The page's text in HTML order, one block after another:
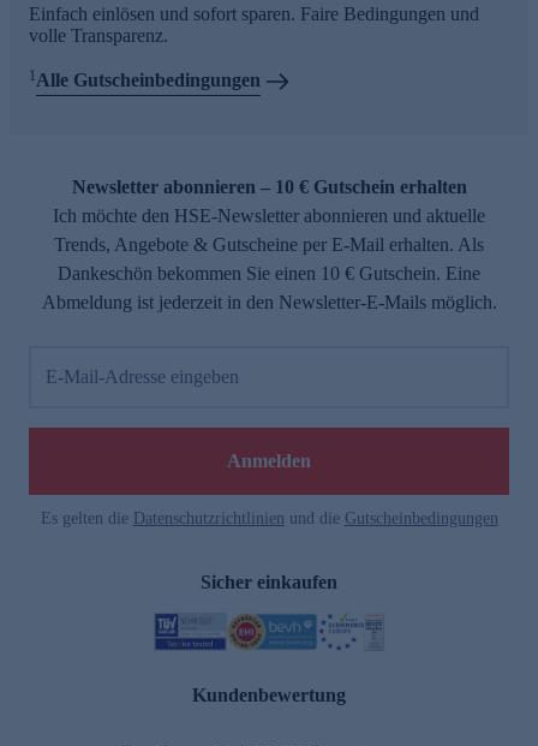
Einfach einlösen und sofort sparen. Faire Bedingungen und
volle Transparenz.
1Alle Gutscheinbedingungen
Newsletter abonnieren – 10 € Gutschein erhalten
Ich möchte den HSE-Newsletter abonnieren und aktuelle
Trends, Angebote & Gutscheine per E-Mail erhalten. Als
Dankeschön bekommen Sie einen 10 € Gutschein. Eine
Abmeldung ist jederzeit in den Newsletter-E-Mails möglich.
E-Mail-Adresse eingeben
Anmelden
Es gelten die Datenschutzrichtlinien und die Gutscheinbedingungen
Sicher einkaufen
Kundenbewertung